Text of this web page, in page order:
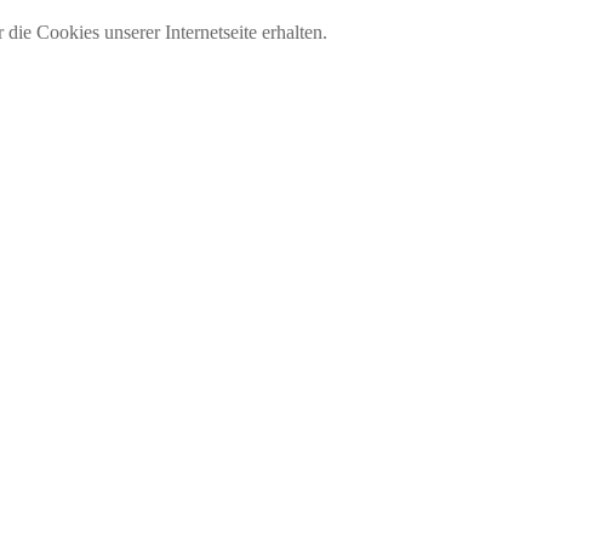
Cookies unserer Internetseite erhalten.